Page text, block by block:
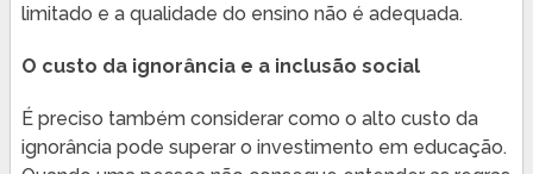
limitado e a qualidade do ensino não é adequada.
O custo da ignorância e a inclusão social
É preciso também considerar como o alto custo da
ignorância pode superar o investimento em educação.